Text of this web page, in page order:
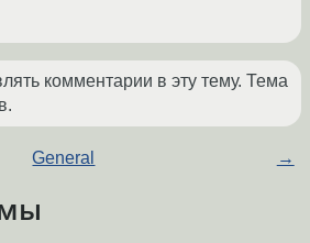
комментарии в эту тему. Тема
General →